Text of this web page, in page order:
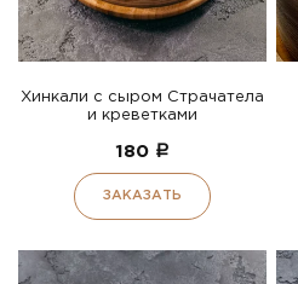
Хинкали с сыром Страчатела
и креветками
180 a
ЗАКАЗАТЬ